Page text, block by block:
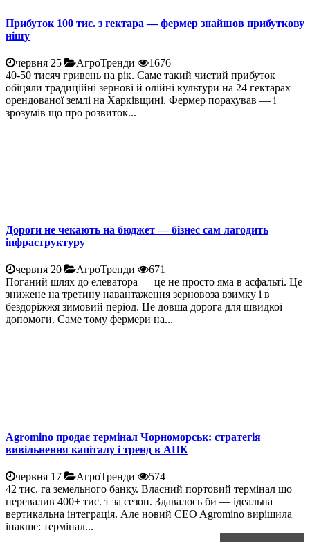
Прибуток 100 тис. з гектара — фермер знайшов прибуткову
нішу
червня 25 АгроТренди
1676
40-50 тисяч гривень на рік. Саме такий чистий прибуток
обіцяли традиційні зернові й олійні культури на 24 гектарах
орендованої землі на Харківщині. Фермер порахував — і
зрозумів що про розвиток...
Дороги не чекають на бюджет — бізнес сам лагодить
інфраструктуру
червня 20 АгроТренди
671
Поганий шлях до елеватора — це не просто яма в асфальті. Це
знижене на третину навантаження зерновоза взимку і в
бездоріжжя зимовий період. Це довша дорога для швидкої
допомоги. Саме тому фермери на...
Agromino продає термінал Чорноморськ: стратегія
вивільнення капіталу і тренд в АПК
червня 17 АгроТренди
574
42 тис. га земельного банку. Власний портовий термінал що
перевалив 400+ тис. т за сезон. Здавалось би — ідеальна
вертикальна інтеграція. Але новий CEO Agromino вирішила
інакше: термінал...